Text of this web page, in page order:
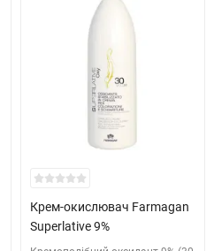
Крем-окислювач Farmagan
Superlative 9%